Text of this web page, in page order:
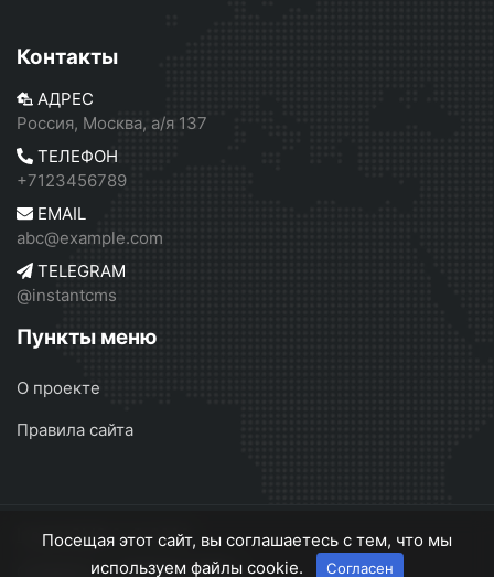
Контакты
АДРЕС
Россия, Москва, а/я 137
ТЕЛЕФОН
+7123456789
EMAIL
abc@example.com
TELEGRAM
@instantcms
Пункты меню
О проекте
Правила сайта
InstantCMS 2 © 2026
О проекте
Правила сайта
Посещая этот сайт, вы соглашаетесь с тем, что мы
используем файлы cookie.
Согласен